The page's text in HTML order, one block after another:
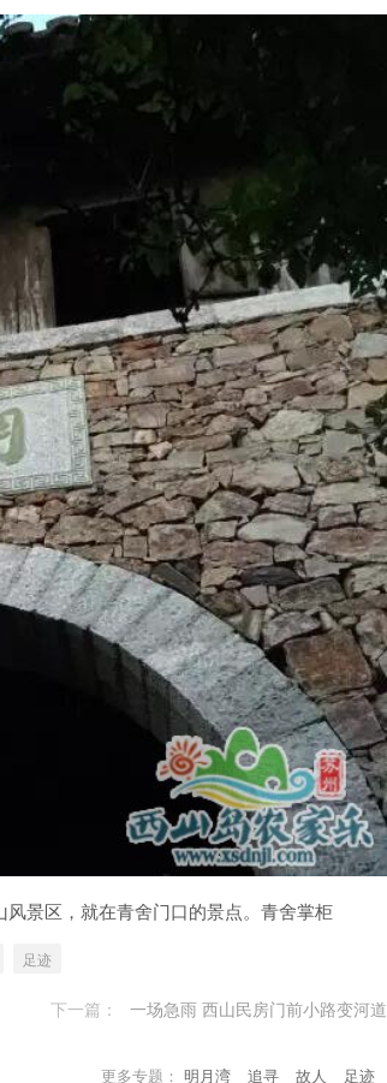
景区，就在青舍门口的景点。青舍掌柜
足迹
下一篇： 一场急雨 西山民房门前小路变河道
更多专题： 明月湾 追寻 故人 足迹